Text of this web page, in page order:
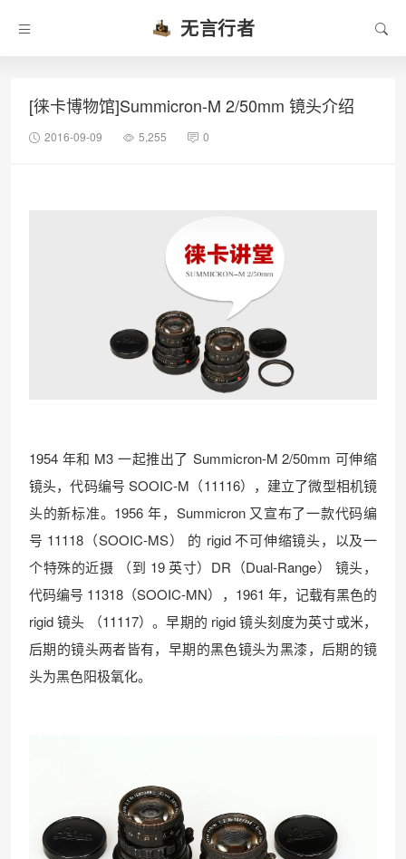
无言行者
[徕卡博物馆]Summicron-M 2/50mm 镜头介绍
2016-09-09 5,255 0
1954 年和 M3 一起推出了 Summicron-M 2/50mm 可伸缩
镜头，代码编号 SOOIC-M（11116），建立了微型相机镜
头的新标准。1956 年，Summicron 又宣布了一款代码编
号 11118（SOOIC-MS） 的 rigid 不可伸缩镜头，以及一
个特殊的近摄 （到 19 英寸）DR（Dual-Range） 镜头，
代码编号 11318（SOOIC-MN），1961 年，记载有黑色的
rigid 镜头 （11117）。早期的 rigid 镜头刻度为英寸或米，
后期的镜头两者皆有，早期的黑色镜头为黑漆，后期的镜
头为黑色阳极氧化。